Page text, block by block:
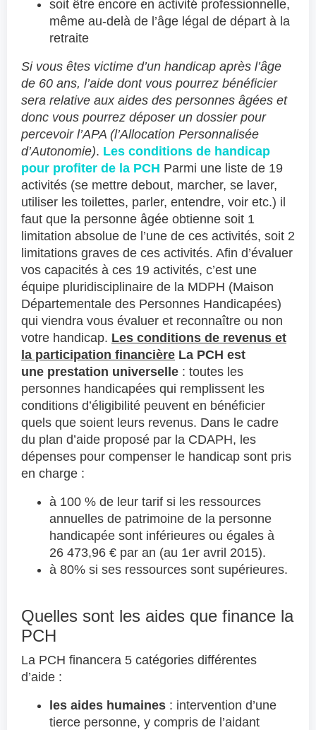
soit être encore en activité professionnelle,
même au-delà de l’âge légal de départ à la
retraite
Si vous êtes victime d’un handicap après l’âge
de 60 ans, l’aide dont vous pourrez bénéficier
sera relative aux aides des personnes âgées et
donc vous pourrez déposer un dossier pour
percevoir l’APA (l’Allocation Personnalisée
d’Autonomie). Les conditions de handicap
pour profiter de la PCH Parmi une liste de 19
activités (se mettre debout, marcher, se laver,
utiliser les toilettes, parler, entendre, voir etc.) il
faut que la personne âgée obtienne soit 1
limitation absolue de l’une de ces activités, soit 2
limitations graves de ces activités. Afin d’évaluer
vos capacités à ces 19 activités, c’est une
équipe pluridisciplinaire de la MDPH (Maison
Départementale des Personnes Handicapées)
qui viendra vous évaluer et reconnaître ou non
votre handicap. Les conditions de revenus et
la participation financière La PCH est
une prestation universelle : toutes les
personnes handicapées qui remplissent les
conditions d’éligibilité peuvent en bénéficier
quels que soient leurs revenus. Dans le cadre
du plan d’aide proposé par la CDAPH, les
dépenses pour compenser le handicap sont pris
en charge :
à 100 % de leur tarif si les ressources
annuelles de patrimoine de la personne
handicapée sont inférieures ou égales à
26 473,96 € par an (au 1er avril 2015).
à 80% si ses ressources sont supérieures.
Quelles sont les aides que finance la
PCH
La PCH financera 5 catégories différentes
d’aide :
les aides humaines : intervention d’une
tierce personne, y compris de l’aidant